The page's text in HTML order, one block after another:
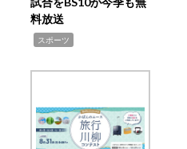
料放送
スポーツ